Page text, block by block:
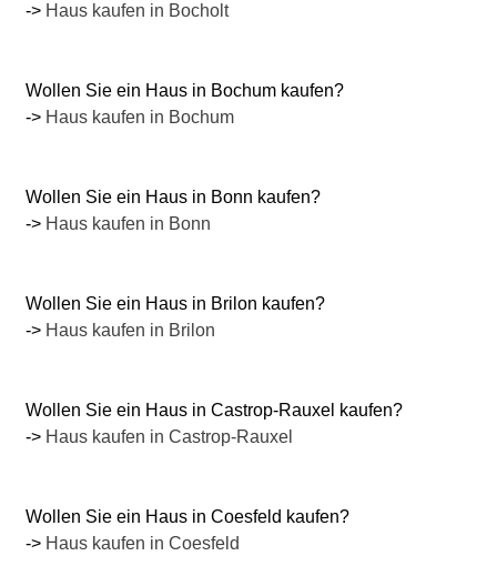
-> Haus kaufen in Bocholt
Wollen Sie ein Haus in Bochum kaufen?
-> Haus kaufen in Bochum
Wollen Sie ein Haus in Bonn kaufen?
-> Haus kaufen in Bonn
Wollen Sie ein Haus in Brilon kaufen?
-> Haus kaufen in Brilon
Wollen Sie ein Haus in Castrop-Rauxel kaufen?
-> Haus kaufen in Castrop-Rauxel
Wollen Sie ein Haus in Coesfeld kaufen?
-> Haus kaufen in Coesfeld